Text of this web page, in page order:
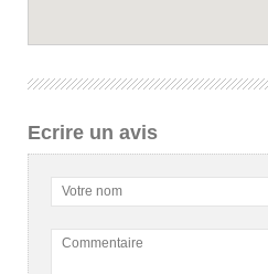
Ecrire un avis
Votre nom
Commentaire